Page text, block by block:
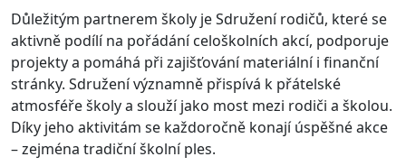
Důležitým partnerem školy je Sdružení rodičů, které se
aktivně podílí na pořádání celoškolních akcí, podporuje
projekty a pomáhá při zajišťování materiální i finanční
stránky. Sdružení významně přispívá k přátelské
atmosféře školy a slouží jako most mezi rodiči a školou.
Díky jeho aktivitám se každoročně konají úspěšné akce
– zejména tradiční školní ples.